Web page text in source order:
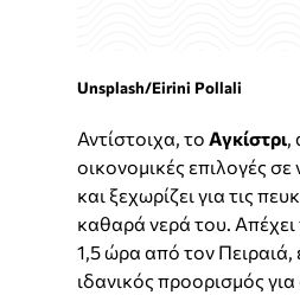
Unsplash/Eirini Pollali
Αντίστοιχα, το Αγκίστρι
οικονομικές επιλογές
και ξεχωρίζει για τις
καθαρά νερά του.
1,5 ώρα από τον Πειραιά,
ιδανικός προορισμός